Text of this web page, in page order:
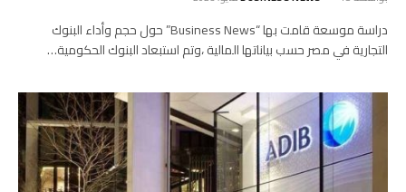
دراسة موسعة قامت بها “Business News” حول حجم وأداء البنوك
التجارية في مصر حسب بياناتها المالية ،وتم استبعاد البنوك الحكومية…